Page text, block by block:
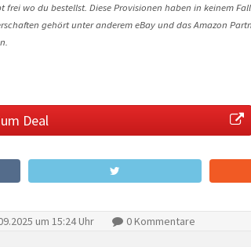
wo du bestellst. Diese Provisionen haben in keinem
gehört unter anderem eBay und das Amazon
Deal
um 15:24 Uhr 0 Kommentare